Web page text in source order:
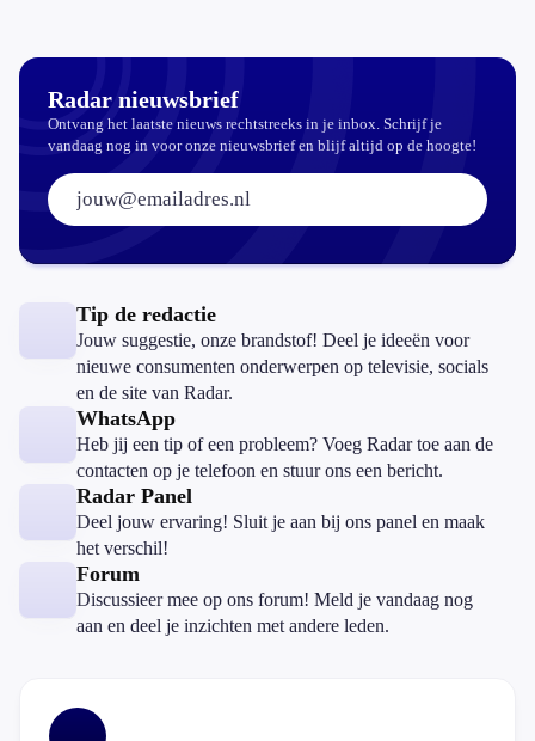
Radar nieuwsbrief
Ontvang het laatste nieuws rechtstreeks in je inbox. Schrijf je
vandaag nog in voor onze nieuwsbrief en blijf altijd op de hoogte!
E-mailadres:
Tip de redactie
Jouw suggestie, onze brandstof! Deel je ideeën voor
nieuwe consumenten onderwerpen op televisie, socials
en de site van Radar.
WhatsApp
Heb jij een tip of een probleem? Voeg Radar toe aan de
contacten op je telefoon en stuur ons een bericht.
Radar Panel
Deel jouw ervaring! Sluit je aan bij ons panel en maak
het verschil!
Forum
Discussieer mee op ons forum! Meld je vandaag nog
aan en deel je inzichten met andere leden.